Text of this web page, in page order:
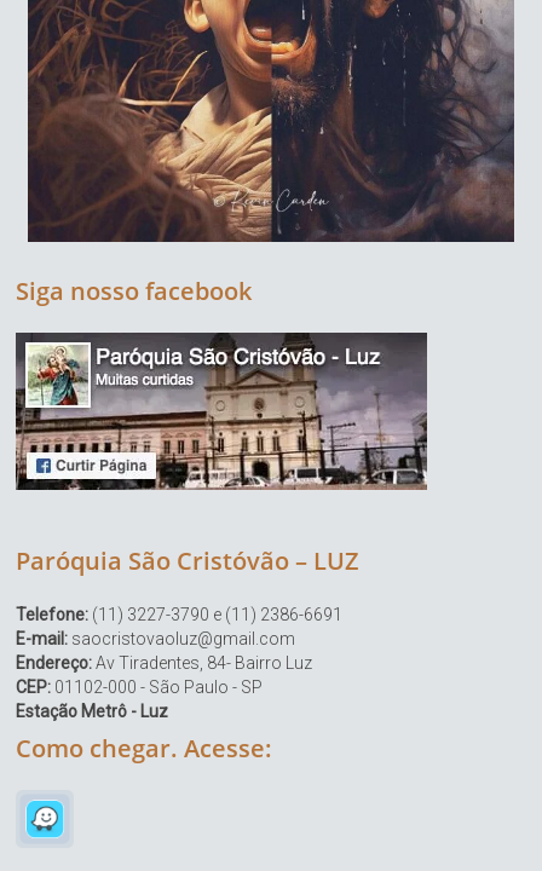
Siga nosso facebook
Paróquia São Cristóvão – LUZ
Telefone: (11) 3227-3790 e (11) 2386-6691
E-mail: saocristovaoluz@gmail.com
Endereço:Av Tiradentes, 84- Bairro Luz
CEP: 01102-000 - São Paulo - SP
Estação Metrô - Luz
Como chegar. Acesse: